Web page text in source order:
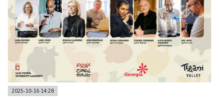
2025-10-16 14:28